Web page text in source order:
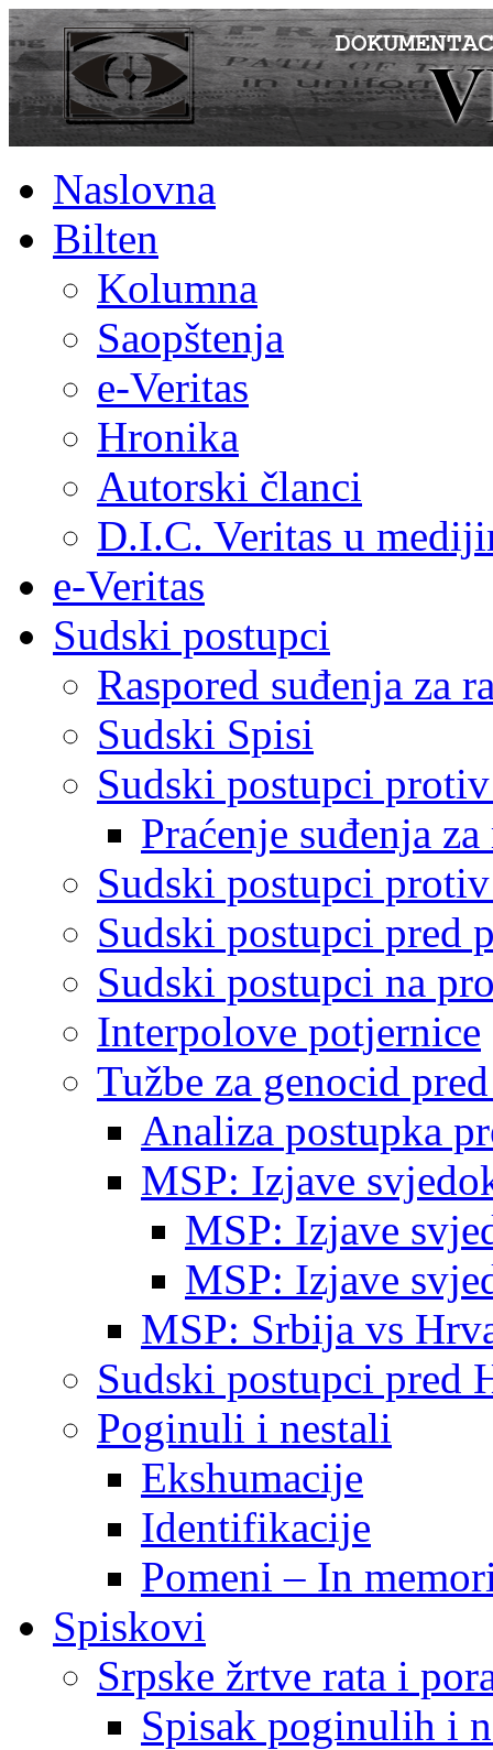
Naslovna
Bilten
Kolumna
Saopštenja
e-Veritas
Hronika
Autorski članci
D.I.C. Veritas u
e-Veritas
Sudski postupci
Raspored suđenja za
Sudski Spisi
Sudski postupci
Praćenje suđenja
Sudski postupci
Sudski postupci pred
Sudski postupci na
Interpolove potjernice
Tužbe za genocid
Analiza postupka
MSP: Izjave
MSP: Izjave
MSP: Izjave
MSP: Srbija vs
Sudski postupci pred
Poginuli i nestali
Ekshumacije
Identifikacije
Pomeni – In
Spiskovi
Srpske žrtve rata i
Spisak poginulih i